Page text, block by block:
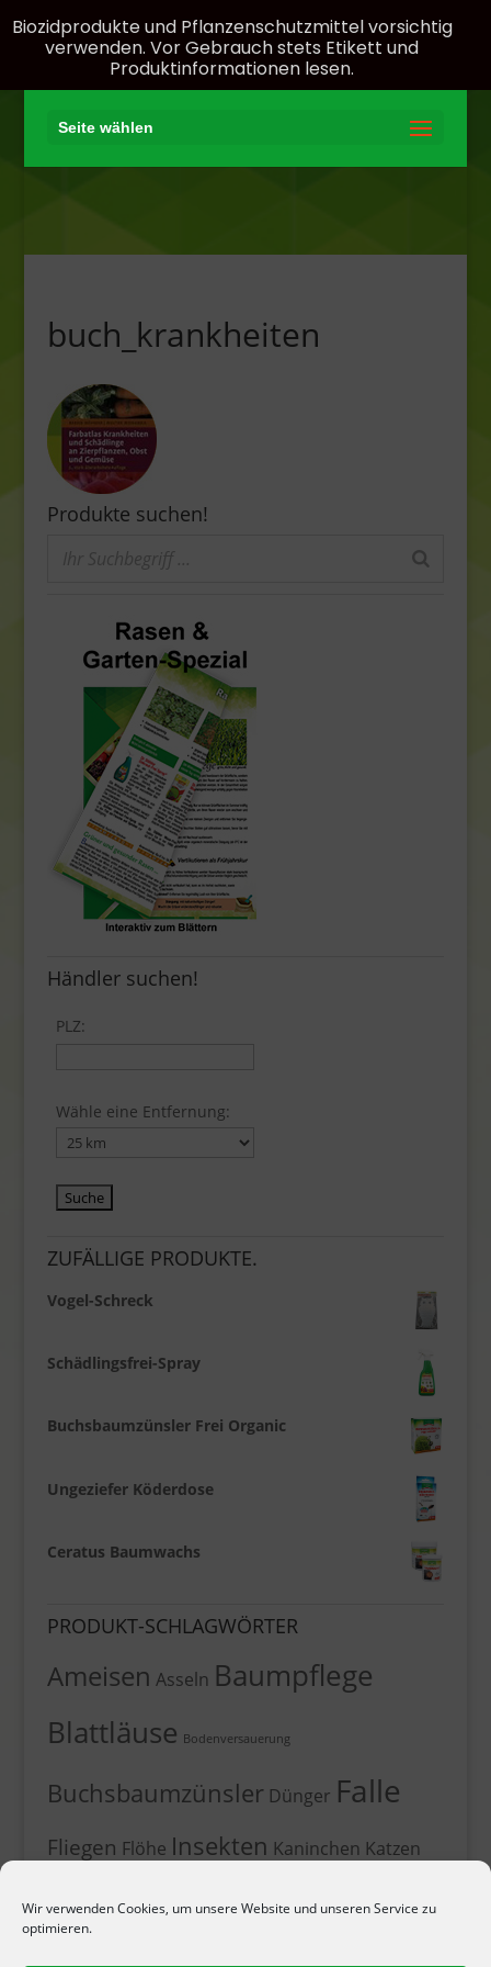
Wir verwenden Cookies, um unsere Website und unseren Service zu
optimieren.
Seite wählen
buch_krankheiten
Produkte suchen!
Händler suchen!
PLZ:
Wähle eine Entfernung:
ZUFÄLLIGE PRODUKTE.
Vogel-Schreck
Schädlingsfrei-Spray
Buchsbaumzünsler Frei Organic
Ungeziefer Köderdose
Ceratus Baumwachs
PRODUKT-SCHLAGWÖRTER
Ameisen Asseln Baumpflege
Blattläuse Bodenversauerung
Buchsbaumzünsler Dünger Falle
Fliegen Flöhe Insekten Kaninchen Katzen
Läuse Marder Maulwurf
Biozidprodukte und Pflanzenschutzmittel vorsichtig
verwenden. Vor Gebrauch stets Etikett und
Produktinformationen lesen.